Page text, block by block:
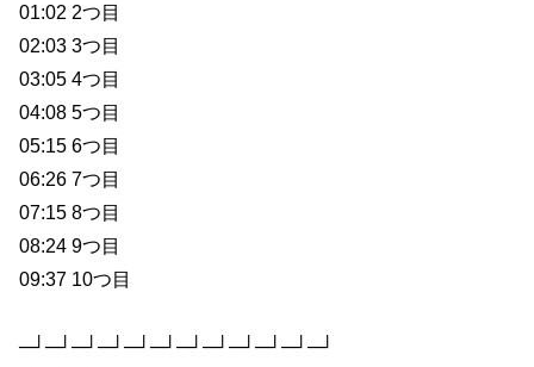
01:02 2つ目
02:03 3つ目
03:05 4つ目
04:08 5つ目
05:15 6つ目
06:26 7つ目
07:15 8つ目
08:24 9つ目
09:37 10つ目
─┘─┘─┘─┘─┘─┘─┘─┘─┘─┘─┘─┘